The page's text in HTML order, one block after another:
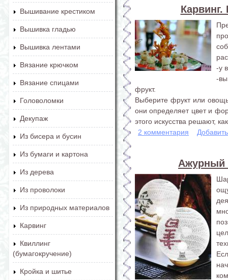
Вышивание крестиком
Вышивка гладью
Вышивка лентами
Вязание крючком
Вязание спицами
Головоломки
Декупаж
Из бисера и бусин
Из бумаги и картона
Из дерева
Из проволоки
Из природных материалов
Карвинг
Квиллинг
(бумагокручение)
Кройка и шитье
Карвинг.
-у
-
фрукт.
Выберите фрукт или
они определяет цвет и
этого искусства решают,
2 комментария
Ажурный